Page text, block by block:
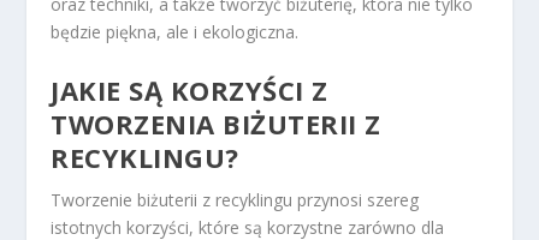
będzie piękna, ale i ekologiczna.
JAKIE SĄ KORZYŚCI Z
TWORZENIA BIŻUTERII Z
RECYKLINGU?
Tworzenie biżuterii z recyklingu przynosi szereg
istotnych korzyści, które są korzystne zarówno dla